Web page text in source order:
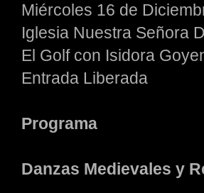
Miércoles 16 de
Iglesia Nuestra Señora
El Golf con Isidora
Entrada Liberada
Programa
Danzas Medievales y